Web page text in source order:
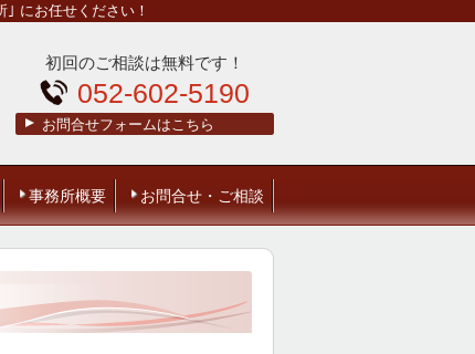
にお任せください！
初回のご相談は無料です！
052-602-5190
お問合せフォームはこちら
事務所概要 お問合せ・ご相談